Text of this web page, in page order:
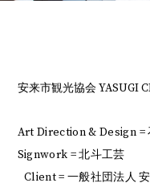
安来市観光協会 YASUGI
Art Direction & Design =
Signwork = 北斗工芸
Client = 一般社団法人